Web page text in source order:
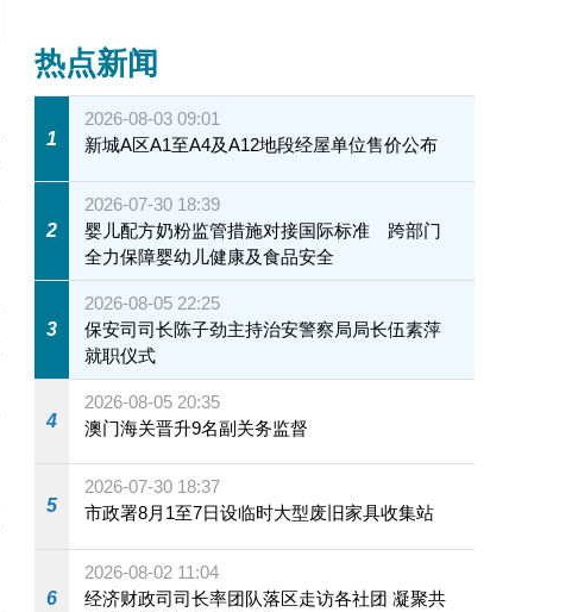
热点新闻
1
2026-08-03 09:01
新城A区A1至A4及A12地段经屋单位售价公布
2
2026-07-30 18:39
婴儿配方奶粉监管措施对接国际标准 跨部门
全力保障婴幼儿健康及食品安全
3
2026-08-05 22:25
保安司司长陈子劲主持治安警察局局长伍素萍
就职仪式
4
2026-08-05 20:35
澳门海关晋升9名副关务监督
5
2026-07-30 18:37
市政署8月1至7日设临时大型废旧家具收集站
6
2026-08-02 11:04
经济财政司司长率团队落区走访各社团 凝聚共